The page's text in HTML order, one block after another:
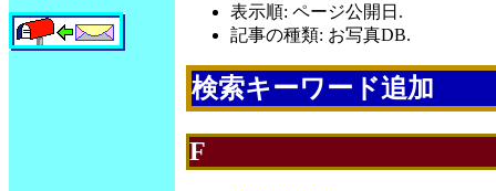
表示順: ページ公開日.
記事の種類: お写真DB.
検索キーワード追加
F